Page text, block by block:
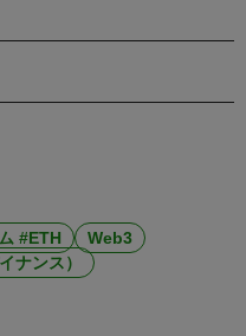
#ETH
Web3
ナンス）